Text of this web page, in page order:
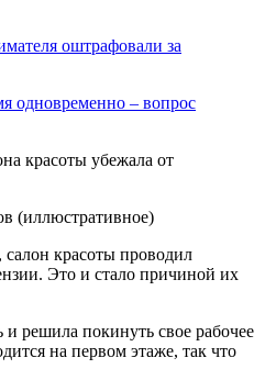
оштрафовали за
одновременно – вопрос
(иллюстративное)
красоты проводил
Это и стало причиной их
решила покинуть свое рабочее
на первом этаже, так что